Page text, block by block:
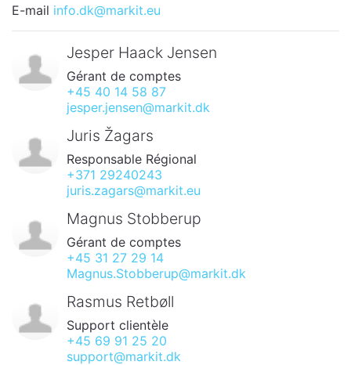
E-mail info.dk@markit.eu
Jesper Haack Jensen
Gérant de comptes
+45 40 14 58 87
jesper.jensen@markit.dk
Juris Žagars
Responsable Régional
+371 29240243
juris.zagars@markit.eu
Magnus Stobberup
Gérant de comptes
+45 31 27 29 14
Magnus.Stobberup@markit.dk
Rasmus Retbøll
Support clientèle
+45 69 91 25 20
support@markit.dk